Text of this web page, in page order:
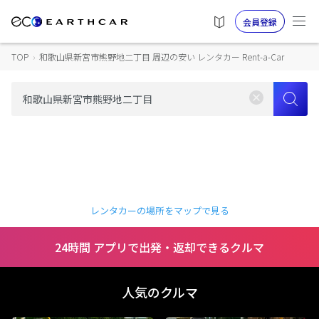
会員登録
TOP › 和歌山県新宮市熊野地二丁目 周辺の安い レンタカー Rent-a-Car
レンタカーの場所をマップで見る
24時間 アプリで出発・返却できるクルマ
人気のクルマ